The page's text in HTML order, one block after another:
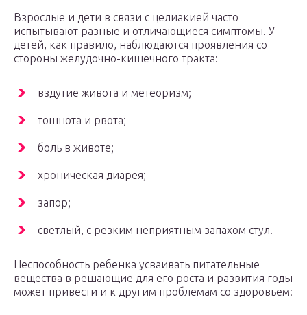
Взрослые и дети в связи с целиакией часто
испытывают разные и отличающиеся симптомы. У
детей, как правило, наблюдаются проявления со
стороны желудочно-кишечного тракта:
вздутие живота и метеоризм;
тошнота и рвота;
боль в животе;
хроническая диарея;
запор;
светлый, с резким неприятным запахом стул.
Неспособность ребенка усваивать питательные
вещества в решающие для его роста и развития годы
может привести и к другим проблемам со здоровьем: